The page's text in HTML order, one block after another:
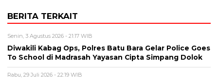
BERITA TERKAIT
Senin, 3 Agustus 2026 - 21:17 WIB
Diwakili Kabag Ops, Polres Batu Bara Gelar Police Goes
To School di Madrasah Yayasan Cipta Simpang Dolok
Rabu, 29 Juli 2026 - 22:19 WIB